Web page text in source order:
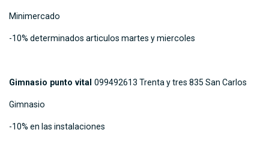
Minimercado
-10% determinados articulos martes y miercoles
Gimnasio punto vital 099492613 Trenta y tres 835 San Carlos
Gimnasio
-10% en las instalaciones